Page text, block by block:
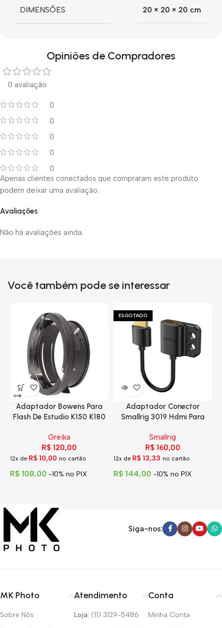
DIMENSÕES 20 × 20 × 20 cm
Opiniões de Compradores
0 avaliação
0
0
0
0
0
Avaliações
Não há avaliações ainda.
Apenas clientes conectados que compraram este produto
podem deixar uma avaliação.
Você também pode se interessar
Adaptador Bowens Para
Flash De Estudio K150 K180
Greika
R$ 120,00
12x de R$ 10,00 no cartão
R$ 108,00 -10% no PIX
ESGOTADO
Adaptador Conector
Smallrig 3019 Hdmi Para
Smallrig
R$ 160,00
12x de R$13,33 no cartão
R$ 144,00 -10% no PIX
Siga-nos:
MK Photo
Sobre Nós
Atendimento
Loja: (11) 3129-5486
Conta
Minha Conta